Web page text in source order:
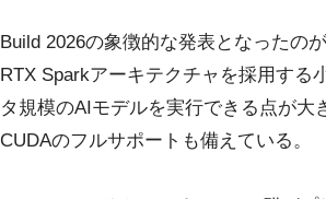
Build 2026の象徴的な発表となったの
RTX Sparkアーキテクチャを採用する
タ規模のAIモデルを実行できる点が大
CUDAのフルサポートも備えている。